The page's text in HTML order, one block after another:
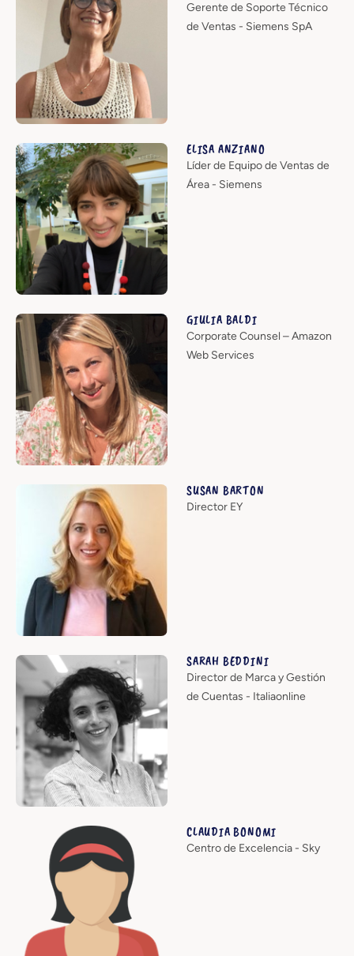
Gerente de Soporte Técnico
de Ventas - Siemens SpA
ELISA ANZIANO
Líder de Equipo de Ventas de
Área - Siemens
GIULIA BALDI
Corporate Counsel – Amazon
Web Services
SUSAN BARTON
Director EY
SARAH BEDDINI
Director de Marca y Gestión
de Cuentas - Italiaonline
CLAUDIA BONOMI
Centro de Excelencia - Sky